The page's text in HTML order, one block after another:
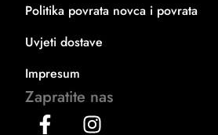
Politika povrata novca i povrata
Uvjeti dostave
Impresum
Zapratite nas